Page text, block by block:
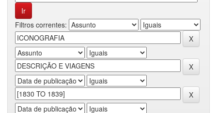
Filtros correntes: